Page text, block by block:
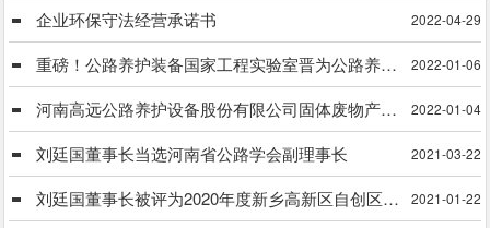
企业环保守法经营承诺书 2022-04-29
重磅！公路养护装备国家工程实验室晋为公路养护装备国家工程研究中心 2022-01-06
河南高远公路养护设备股份有限公司固体废物产生单位信息公式 2022-01-04
刘廷国董事长当选河南省公路学会副理事长 2021-03-22
刘廷国董事长被评为2020年度新乡高新区自创区建设工作先进个人 2021-01-22